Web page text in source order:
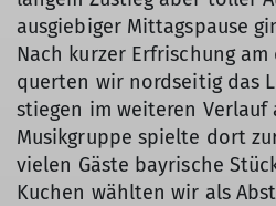
ausgiebiger Mittagspause
Nach kurzer Erfrischung
querten wir nordseitig das
stiegen im weiteren Verlauf
Musikgruppe spielte dort
vielen Gäste bayrische
Kuchen wählten wir als